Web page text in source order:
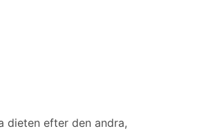
dieten efter den andra,